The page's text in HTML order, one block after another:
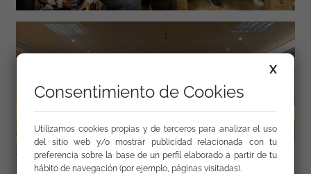
X
Consentimiento de Cookies
Utilizamos cookies propias y de terceros para analizar el uso
del sitio web y/o mostrar publicidad relacionada con tu
preferencia sobre la base de un perfil elaborado a partir de tu
hábito de navegación (por ejemplo, páginas visitadas).